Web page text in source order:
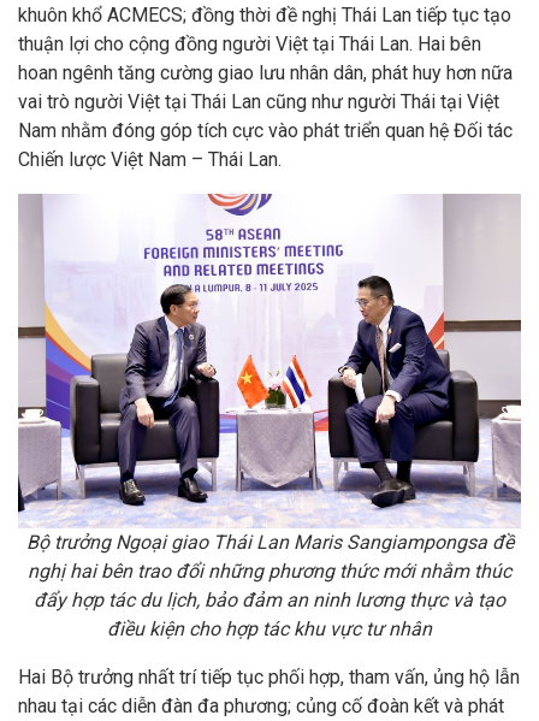
khuôn khổ ACMECS; đồng thời đề nghị Thái Lan tiếp tục tạo
thuận lợi cho cộng đồng người Việt tại Thái Lan. Hai bên
hoan ngênh tăng cường giao lưu nhân dân, phát huy hơn nữa
vai trò người Việt tại Thái Lan cũng như người Thái tại Việt
Nam nhằm đóng góp tích cực vào phát triển quan hệ Đối tác
Chiến lược Việt Nam – Thái Lan.
Bộ trưởng Ngoại giao Thái Lan Maris Sangiampongsa đề
nghị hai bên trao đổi những phương thức mới nhằm thúc
đẩy hợp tác du lịch, bảo đảm an ninh lương thực và tạo
điều kiện cho hợp tác khu vực tư nhân
Hai Bộ trưởng nhất trí tiếp tục phối hợp, tham vấn, ủng hộ lẫn
nhau tại các diễn đàn đa phương; củng cố đoàn kết và phát